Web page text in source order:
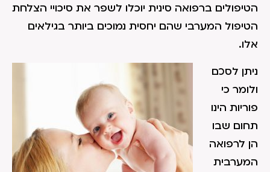
הטיפולים ברפואה סינית יוכלו לשפר את סיכויי הצלחת
הטיפול המערבי שהם יחסית נמוכים ביותר בגילאים
אלו.
ניתן לסכם
ולומר כי
פוריות הינו
תחום שבו
הן לרפואה
המערבית